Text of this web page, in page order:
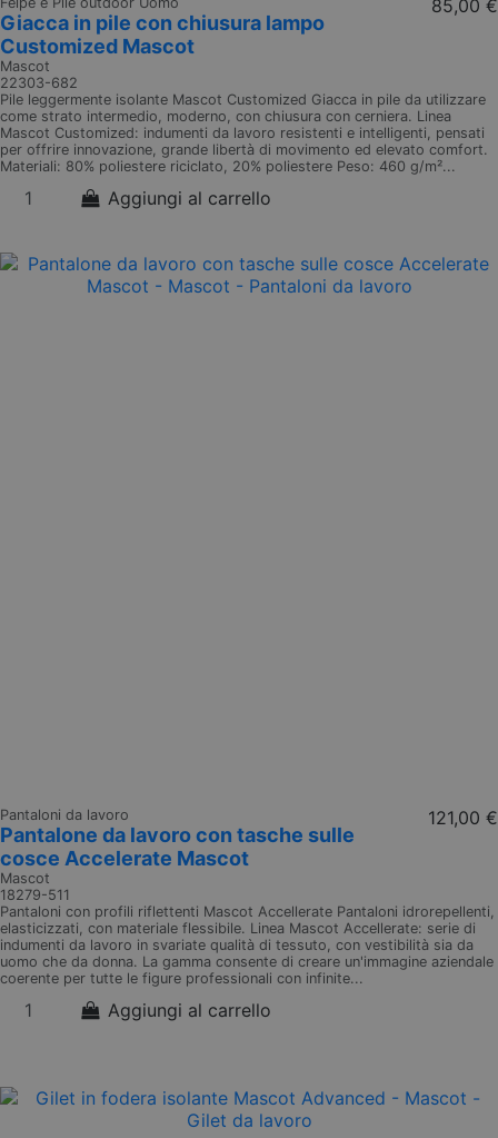
Giacca in pile con chiusura lampo
Customized Mascot
Mascot
22303-682
85,00 €
Pile leggermente isolante Mascot Customized Giacca in pile da utilizzare
come strato intermedio, moderno, con chiusura con cerniera. Linea
Mascot Customized: indumenti da lavoro resistenti e intelligenti, pensati
per offrire innovazione, grande libertà di movimento ed elevato comfort.
Materiali: 80% poliestere riciclato, 20% poliestere Peso: 460 g/m²...
Aggiungi al carrello
Pantaloni da lavoro
Pantalone da lavoro con tasche sulle
cosce Accelerate Mascot
Mascot
18279-511
121,00 €
Pantaloni con profili riflettenti Mascot Accellerate Pantaloni idrorepellenti,
elasticizzati, con materiale flessibile. Linea Mascot Accellerate: serie di
indumenti da lavoro in svariate qualità di tessuto, con vestibilità sia da
uomo che da donna. La gamma consente di creare un'immagine aziendale
coerente per tutte le figure professionali con infinite...
Aggiungi al carrello